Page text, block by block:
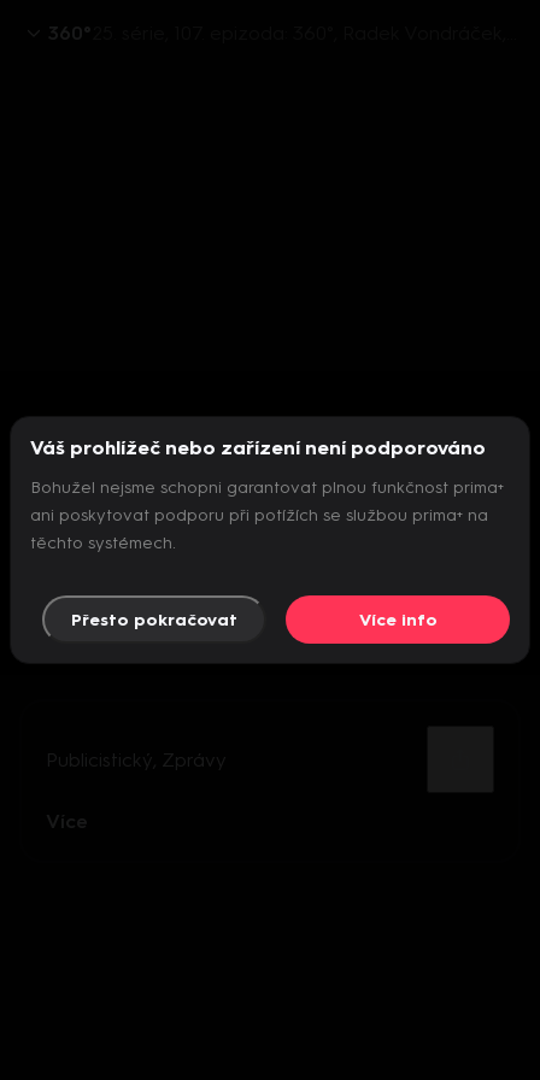
360°
Nepodařilo se inicializovat přehrávač
Publicistický Zprávy
Více
Váš prohlížeč nebo zařízení není podporováno
Bohužel nejsme schopni garantovat plnou funkčnost prima+
ani poskytovat podporu při potížích se službou prima+ na
těchto systémech.
Přesto pokračovat Více info